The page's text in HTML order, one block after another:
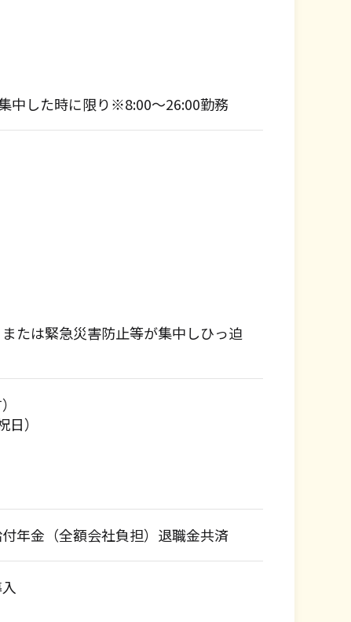
中した時に限り※8:00～26:00勤務
たは緊急災害防止等が集中しひっ迫
）
年金（全額会社負担）退職金共済